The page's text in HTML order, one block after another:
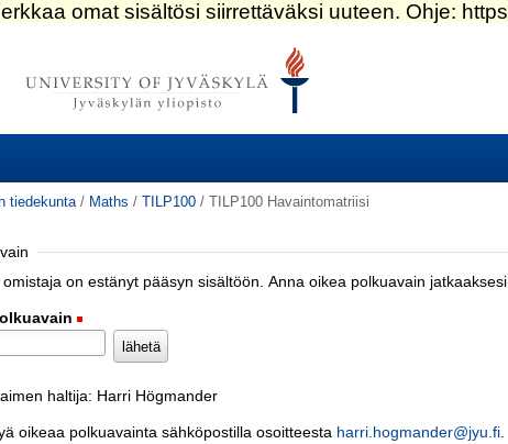
tiedekunta / Maths /TILP100 /TILP100 Havaintomatriisi
omistaja on estänyt pääsyn sisältöön. Anna oikea polkuavain jatkaaksesi.
haltija: Harri Högmander
oikeaa polkuavainta sähköpostilla osoitteesta harri.hogmander@jyu.fi.